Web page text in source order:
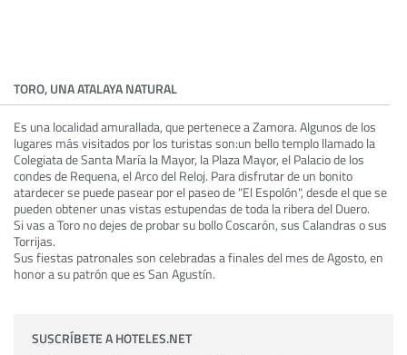
TORO, UNA ATALAYA NATURAL
Es una localidad amurallada, que pertenece a Zamora. Algunos de los
lugares más visitados por los turistas son:un bello templo llamado la
Colegiata de Santa María la Mayor, la Plaza Mayor, el Palacio de los
condes de Requena, el Arco del Reloj. Para disfrutar de un bonito
atardecer se puede pasear por el paseo de "El Espolón", desde el que se
pueden obtener unas vistas estupendas de toda la ribera del Duero.
Si vas a Toro no dejes de probar su bollo Coscarón, sus Calandras o sus
Torrijas.
Sus fiestas patronales son celebradas a finales del mes de Agosto, en
honor a su patrón que es San Agustín.
SUSCRÍBETE A HOTELES.NET